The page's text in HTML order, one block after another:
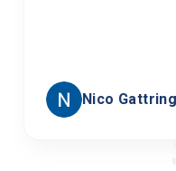
Nico